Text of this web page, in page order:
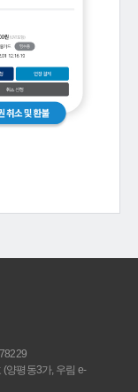
양평동3가, 우림 e-